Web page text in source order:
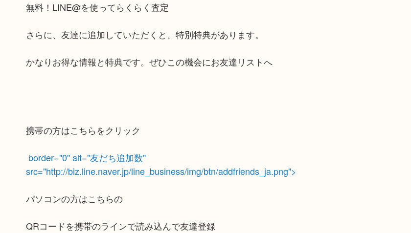
無料！LINE@を使ってらくらく査定
さらに、友達に追加していただくと、特別特典があります。
かなりお得な情報と特典です。ぜひこの機会にお友達リストへ
携帯の方はこちらをクリック
border="0" alt="友だち追加数"
src="http://biz.line.naver.jp/line_business/img/btn/addfriends_ja.png">
パソコンの方はこちらの
QRコードを携帯のラインで読み込んで友達登録